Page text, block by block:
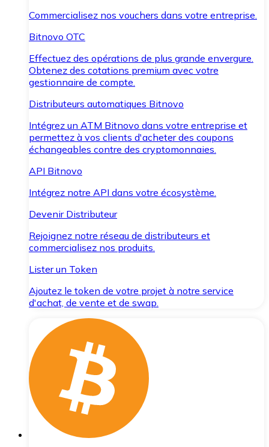
Commercialisez nos vouchers dans votre entreprise.
Bitnovo OTC
Effectuez des opérations de plus grande envergure.
Obtenez des cotations premium avec votre
gestionnaire de compte.
Distributeurs automatiques Bitnovo
Intégrez un ATM Bitnovo dans votre entreprise et
permettez à vos clients d'acheter des coupons
échangeables contre des cryptomonnaies.
API Bitnovo
Intégrez notre API dans votre écosystème.
Devenir Distributeur
Rejoignez notre réseau de distributeurs et
commercialisez nos produits.
Lister un Token
Ajoutez le token de votre projet à notre service
d'achat, de vente et de swap.